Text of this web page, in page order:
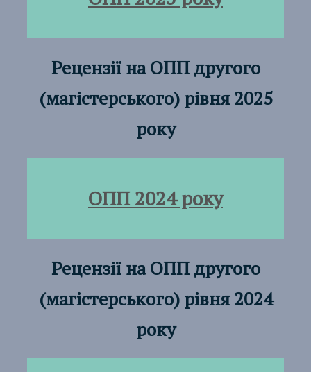
Рецензії на ОПП другого
(магістерського) рівня 2025
року
ОПП 2024 року
Рецензії на ОПП другого
(магістерського) рівня 2024
року